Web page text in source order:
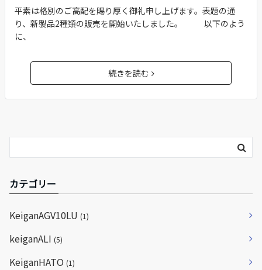
平素は格別のご高配を賜り厚く御礼申し上げます。表題の通
り、新製品2種類の販売を開始いたしました。 以下のよう
に、
続きを読む
カテゴリー
KeiganAGV10LU (1)
keiganALI (5)
KeiganHATO (1)